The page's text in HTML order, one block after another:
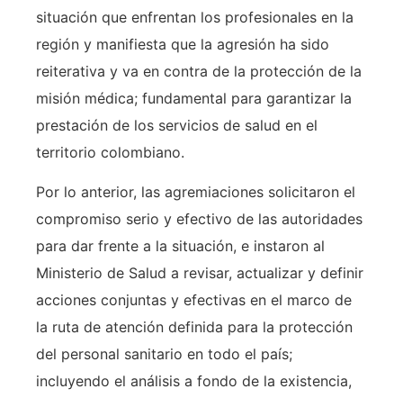
situación que enfrentan los profesionales en la
región y manifiesta que la agresión ha sido
reiterativa y va en contra de la protección de la
misión médica; fundamental para garantizar la
prestación de los servicios de salud en el
territorio colombiano.
Por lo anterior, las agremiaciones solicitaron el
compromiso serio y efectivo de las autoridades
para dar frente a la situación, e instaron al
Ministerio de Salud a revisar, actualizar y definir
acciones conjuntas y efectivas en el marco de
la ruta de atención definida para la protección
del personal sanitario en todo el país;
incluyendo el análisis a fondo de la existencia,